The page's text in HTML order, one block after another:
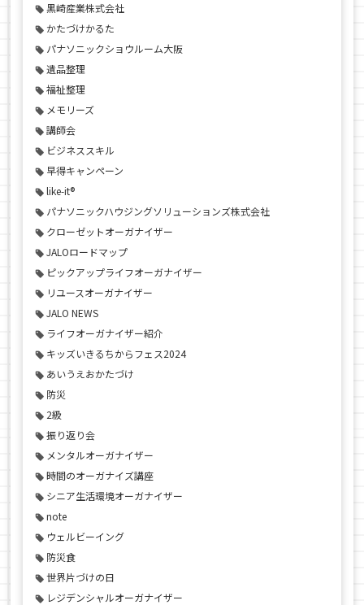
黒崎産業株式会社
かたづけかるた
パナソニックショウルーム大阪
遺品整理
福祉整理
メモリーズ
講師会
ビジネススキル
早得キャンペーン
like-it®
パナソニックハウジングソリューションズ株式会社
クローゼットオーガナイザー
JALOロードマップ
ピックアップライフオーガナイザー
リユースオーガナイザー
JALO NEWS
ライフオーガナイザー紹介
キッズいきるちからフェス2024
あいうえおかたづけ
防災
2級
振り返り会
メンタルオーガナイザー
時間のオーガナイズ講座
シニア生活環境オーガナイザー
note
ウェルビーイング
防災食
世界片づけの日
レジデンシャルオーガナイザー